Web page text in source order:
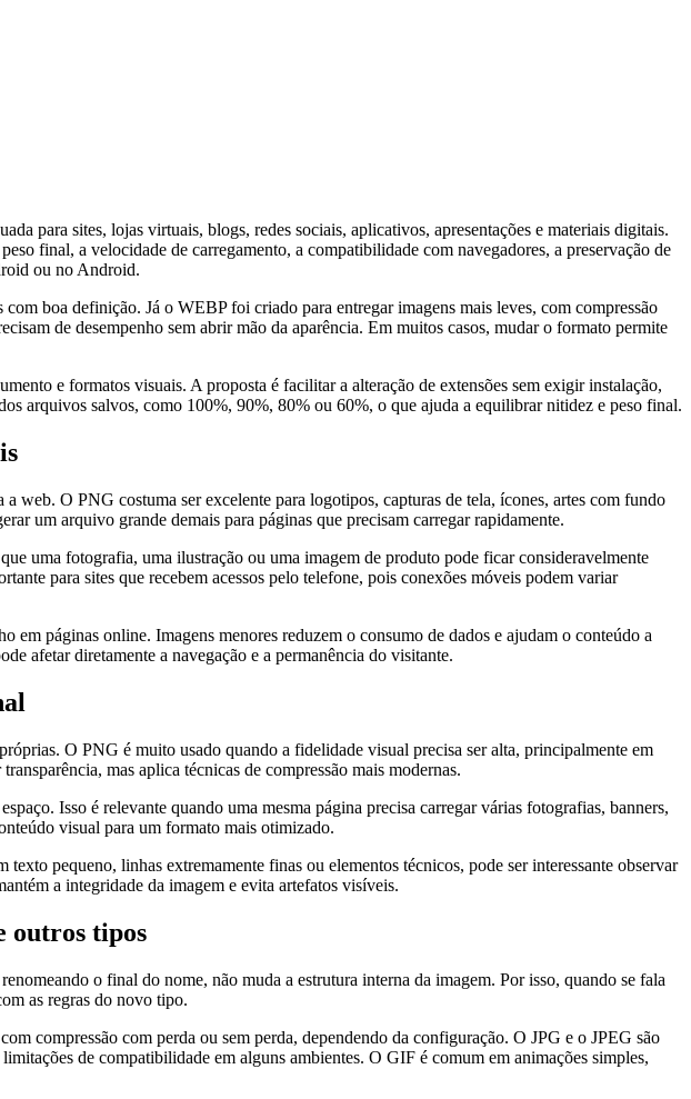
para sites, lojas virtuais, blogs, redes sociais, aplicativos, apresentações e materiais digitais.
final, a velocidade de carregamento, a compatibilidade com navegadores, a preservação de
ou no Android.
boa definição. Já o WEBP foi criado para entregar imagens mais leves, com compressão
de desempenho sem abrir mão da aparência. Em muitos casos, mudar o formato permite
e formatos visuais. A proposta é facilitar a alteração de extensões sem exigir instalação,
arquivos salvos, como 100%, 90%, 80% ou 60%, o que ajuda a equilibrar nitidez e peso final.
O PNG costuma ser excelente para logotipos, capturas de tela, ícones, artes com fundo
um arquivo grande demais para páginas que precisam carregar rapidamente.
uma fotografia, uma ilustração ou uma imagem de produto pode ficar consideravelmente
para sites que recebem acessos pelo telefone, pois conexões móveis podem variar
páginas online. Imagens menores reduzem o consumo de dados e ajudam o conteúdo a
afetar diretamente a navegação e a permanência do visitante.
O PNG é muito usado quando a fidelidade visual precisa ser alta, principalmente em
mas aplica técnicas de compressão mais modernas.
Isso é relevante quando uma mesma página precisa carregar várias fotografias, banners,
visual para um formato mais otimizado.
pequeno, linhas extremamente finas ou elementos técnicos, pode ser interessante observar
a integridade da imagem e evita artefatos visíveis.
outros tipos
o final do nome, não muda a estrutura interna da imagem. Por isso, quando se fala
as regras do novo tipo.
compressão com perda ou sem perda, dependendo da configuração. O JPG e o JPEG são
de compatibilidade em alguns ambientes. O GIF é comum em animações simples,